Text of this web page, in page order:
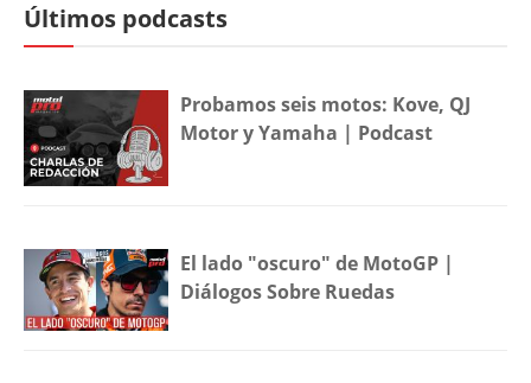
Últimos podcasts
Probamos seis motos: Kove, QJ
Motor y Yamaha | Podcast
El lado "oscuro" de MotoGP |
Diálogos Sobre Ruedas